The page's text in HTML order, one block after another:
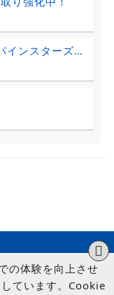
インスターズ…
の体験を向上させ
ています。Cookie